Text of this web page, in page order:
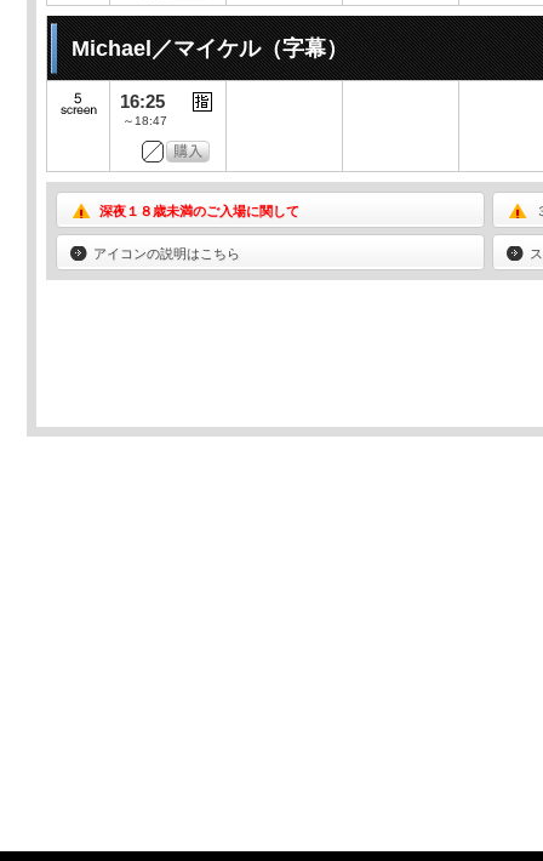
Michael／マイケル（字幕）
16:25
～18:47
深夜１８歳未満のご入場に関して
アイコンの説明はこちら